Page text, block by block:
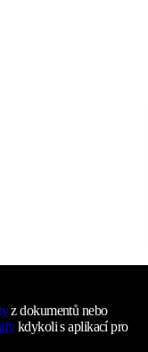
z dokumentů nebo
kdykoli s aplikací pro